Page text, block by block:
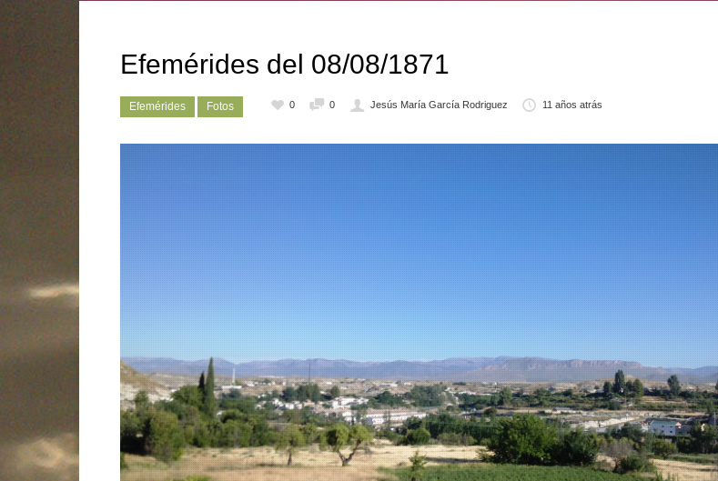
Efemérides del 08/08/1871
Efemérides Fotos 0 0 Jesús María García Rodriguez 11 años atrás